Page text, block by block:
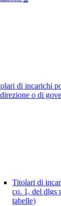
di incarichi
o di
Titolari di
co. 1, del dlgs
tabelle)